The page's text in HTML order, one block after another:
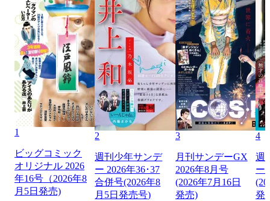
1
ビッグコミック
オリジナル 2026
年16号（2026年8
月5日発売)
2
週刊少年サンデ
ー 2026年36･37
合併号(2026年8
月5日発売号)
3
月刊サンデーGX
2026年8月号
(2026年7月16日
発売)
4
週
ー
発